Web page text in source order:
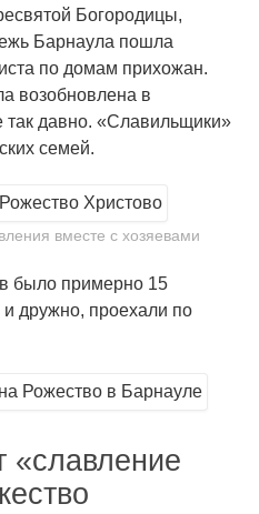
Богородицы,
Барнаула пошла
по домам прихожан.
возобновлена в
так давно. «Славильщики»
семей.
вместе с хозяевами
было примерно 15
дружно, проехали по
«славление